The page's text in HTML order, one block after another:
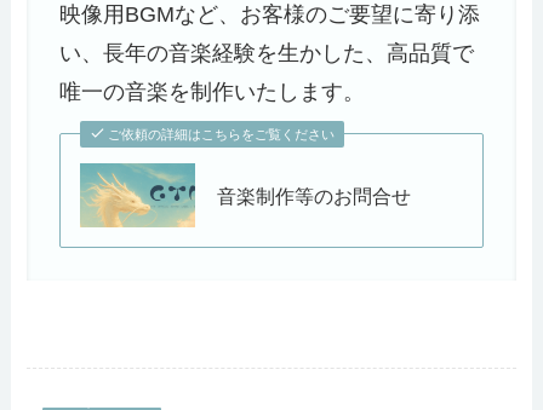
映像用BGMなど、お客様のご要望に寄り添
い、長年の音楽経験を生かした、高品質で
唯一の音楽を制作いたします。
ご依頼の詳細はこちらをご覧ください
音楽制作等のお問合せ